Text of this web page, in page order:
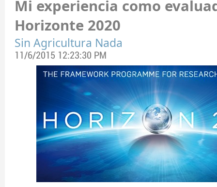
Mi experiencia como
Horizonte 2020
Sin Agricultura Nada
11/6/2015 12:23:30 PM